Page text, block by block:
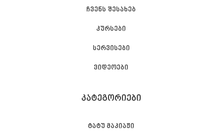
ჩვენს შესახებ
კურსები
სერვისები
ვიდეოები
ᲙᲐᲢᲔᲒᲝᲠᲘᲔᲑᲘ
ტატუ მაკიაჟი